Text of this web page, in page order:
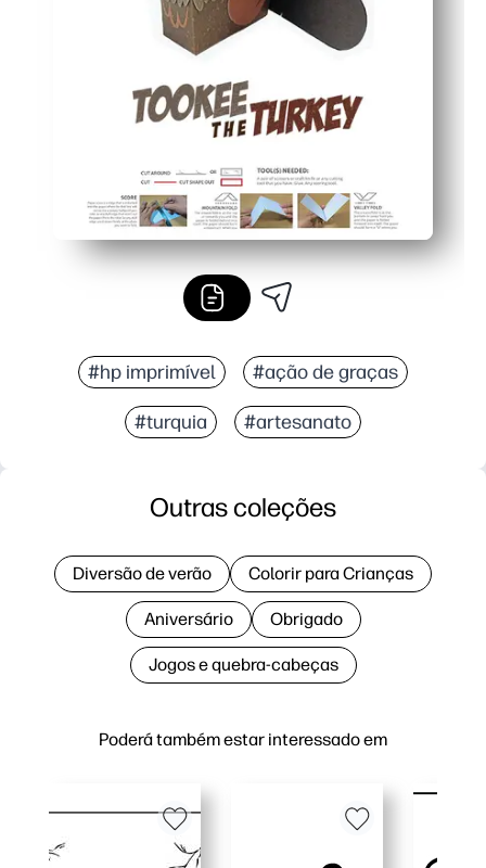
#hp imprimível #ação de graças
#turquia #artesanato
Poderá também estar interessado em
Outras coleções
Diversão de verão Colorir para Crianças
Aniversário Obrigado
Jogos e quebra-cabeças